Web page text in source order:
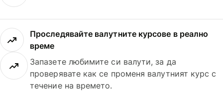
Проследявайте валутните курсове в реално
време
Запазете любимите си валути, за да
проверявате как се променя валутният курс с
течение на времето.